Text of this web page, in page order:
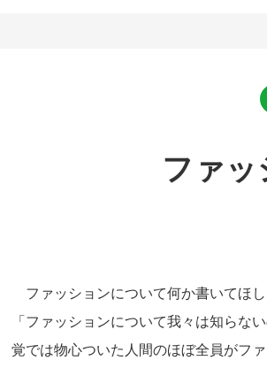
ファ
ファッションについて何か書いてほ
「ファッションについて我々は知らな
覚では物心ついた人間のほぼ全員がフ